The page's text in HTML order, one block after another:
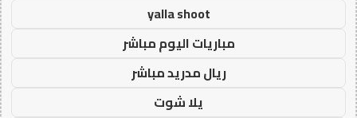
yalla shoot
مباريات اليوم مباشر
ريال مدريد مباشر
يلا شوت